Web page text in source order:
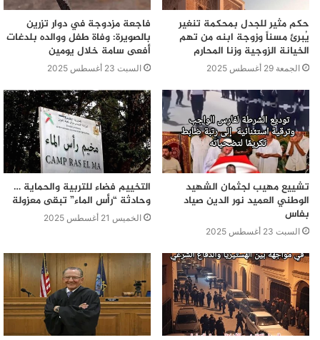
وأوضح مصدر مطلع أن خمسة اطفال من
أسرة واحدة غرقوا أثناء محاولتهم السباحة
في سد واد حصار، وانه أنه تم إنقاذ أربعة
تم انتشالها من مياه السد
حكم مثير للجدل بمحكمة تنغير
يُبرئ مسناً وزوجة ابنه من تهم
الخيانة الزوجية وزنا المحارم
الجمعة 29 أغسطس 2025
فاجعة مزدوجة في دوار تزرين
بالصويرة: وفاة طفل ووالده بلدغات
أفعى سامة خلال يومين
السبت 23 أغسطس 2025
تشييع مهيب لجثمان الشهيد
الوطني العميد نور الدين صياد
بفاس
السبت 23 أغسطس 2025
التخييم فضاء للتربية والحماية …
وحادثة “رأس الماء” تبقى معزولة
الخميس 21 أغسطس 2025